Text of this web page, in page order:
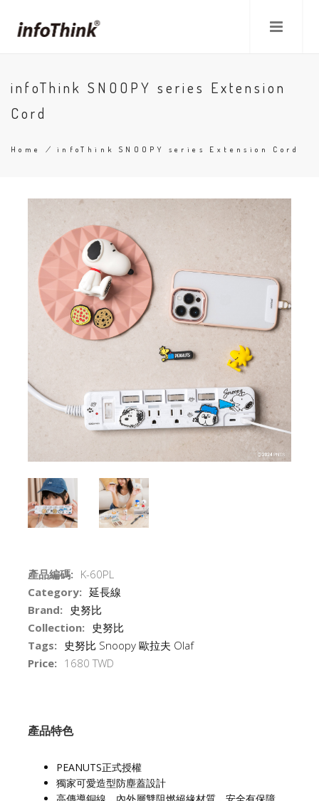
main
infoThink SNOOPY series Extension
Cord
Home / infoThink SNOOPY series Extension Cord
產品編碼: K-60PL
Category: 延長線
Brand:
史努比
Collection:
史努比
Tags:
史努比 Snoopy 歐拉夫 Olaf
Price: 1680 TWD
產品特色
PEANUTS正式授權
獨家可愛造型防塵蓋設計